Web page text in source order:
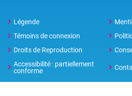
Légende
Témoins de connexion
Droits de Reproduction
Accessibilité : partiellement
conforme